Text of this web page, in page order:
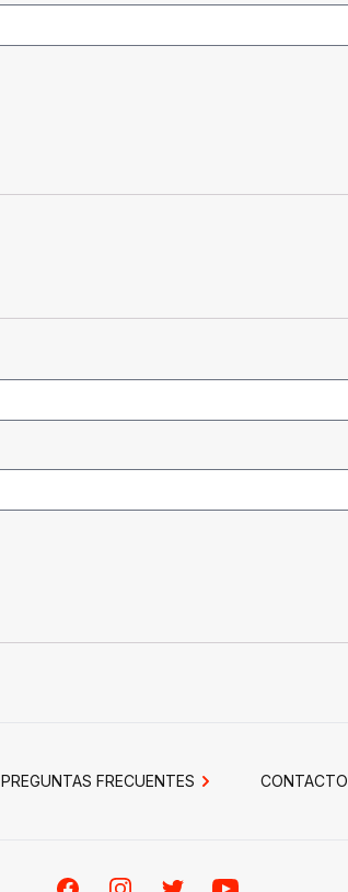
PREGUNTAS FRECUENTES CONTACTO